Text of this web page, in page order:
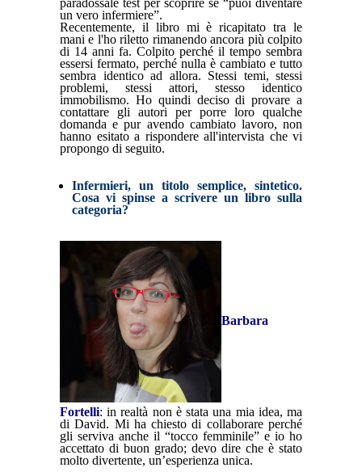
paradossale test per scoprire se “puoi diventare
un vero infermiere”.
Recentemente, il libro mi è ricapitato tra le
mani e l'ho riletto rimanendo ancora più colpito
di 14 anni fa. Colpito perché il tempo sembra
essersi fermato, perché nulla è cambiato e tutto
sembra identico ad allora. Stessi temi, stessi
problemi, stessi attori, stesso identico
immobilismo. Ho quindi deciso di provare a
contattare gli autori per porre loro qualche
domanda e pur avendo cambiato lavoro, non
hanno esitato a rispondere all'intervista che vi
propongo di seguito.
Infermieri, un titolo semplice, sintetico.
Cosa vi spinse a scrivere un libro sulla
categoria?
Barbara
Fortelli: in realtà non è stata una mia idea, ma
di David. Mi ha chiesto di collaborare perché
gli serviva anche il “tocco femminile” e io ho
accettato di buon grado; devo dire che è stato
molto divertente, un’esperienza unica.